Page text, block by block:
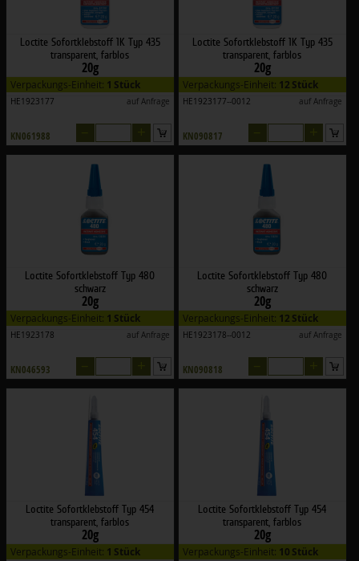
Loctite Sofortklebstoff 1K Typ 435
transparent, farblos
20g
Verpackungs-Einheit: 1 Stück
HE1923177 auf Anfrage
KN061988
Loctite Sofortklebstoff 1K Typ 435
transparent, farblos
20g
Verpackungs-Einheit: 12 Stück
HE1923177--0012 auf Anfrage
KN090817
Loctite Sofortklebstoff Typ 480
schwarz
20g
Verpackungs-Einheit: 1 Stück
HE1923178 auf Anfrage
KN046593
Loctite Sofortklebstoff Typ 480
schwarz
20g
Verpackungs-Einheit: 12 Stück
HE1923178--0012 auf Anfrage
KN090818
Loctite Sofortklebstoff Typ 454
transparent, farblos
20g
Verpackungs-Einheit: 1 Stück
Loctite Sofortklebstoff Typ 454
transparent, farblos
20g
Verpackungs-Einheit: 10 Stück